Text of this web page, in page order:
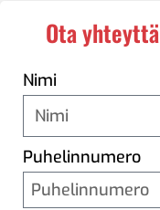
Ota yhteyttä
Nimi
Puhelinnumero